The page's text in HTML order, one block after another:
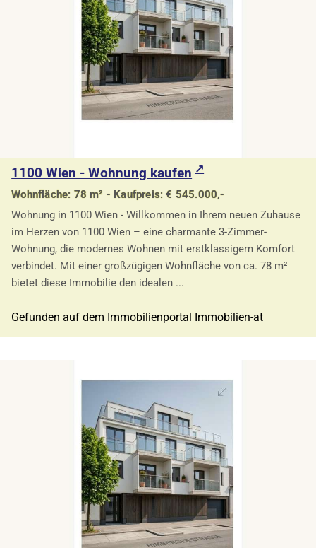
1100 Wien - Wohnung kaufen
Wohnfläche: 78 m² - Kaufpreis: € 545.000,-
Wohnung in 1100 Wien - Willkommen in Ihrem neuen Zuhause
im Herzen von 1100 Wien – eine charmante 3-Zimmer-
Wohnung, die modernes Wohnen mit erstklassigem Komfort
verbindet. Mit einer großzügigen Wohnfläche von ca. 78 m²
bietet diese Immobilie den idealen ...
Gefunden auf dem Immobilienportal Immobilien-at